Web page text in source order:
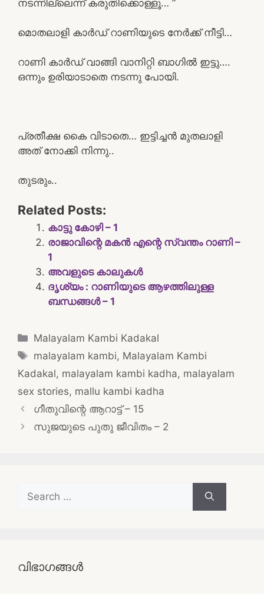
നടന്നില്ലെന്ന് കരുതിക്കൊള്ളൂ… ”
മൊതലാളി കാർഡ് റാണിയുടെ നേർക്ക് നീട്ടി…
റാണി കാർഡ് വാങ്ങി വാനിറ്റി ബാഗിൽ ഇട്ടു….
ഒന്നും ഉരിയാടാതെ നടന്നു പോയി.
പ്രതീക്ഷ കൈ വിടാതെ… ഇട്ടിച്ചൻ മുതലാളി
അത് നോക്കി നിന്നു..
തുടരും..
Related Posts:
കാട്ടു കോഴി – 1
രാജാവിന്റെ മകൻ എന്റെ സ്വന്തം റാണി –
1
അവളുടെ കാലുകൾ
ദൃശ്യം : റാണിയുടെ ആഴത്തിലുള്ള
ബന്ധങ്ങൾ – 1
Categories
Malayalam Kambi Kadakal
Tags
malayalam kambi, Malayalam Kambi
Kadakal, malayalam kambi kadha, malayalam
sex stories, mallu kambi kadha
Post
navigation
ഗീതുവിന്റെ ആറാട്ട് – 15
സുജയുടെ പുതു ജീവിതം – 2
Search
for:
വിഭാഗങ്ങൾ